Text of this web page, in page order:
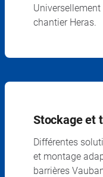
chantier Heras.
Stockage et
Différentes
et montage
barrières